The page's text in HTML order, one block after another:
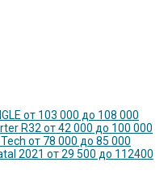
от 103 000 до 108 000
R32 от 42 000 до 100 000
от 78 000 до 85 000
2021 от 29 500 до 112400